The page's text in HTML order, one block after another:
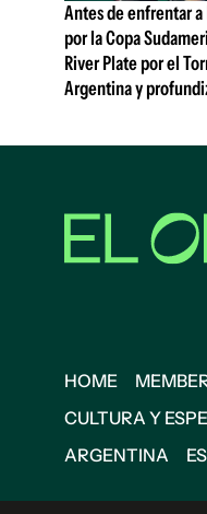
Antes de enfrentar
por la Copa
River Plate por el
Argentina y
HOME
CULTURA Y
ARGENTINA